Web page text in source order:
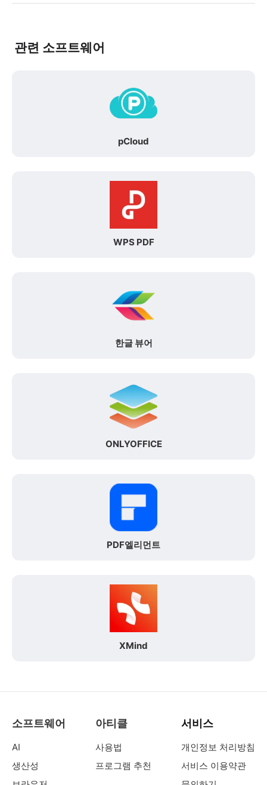
관련 소프트웨어
pCloud
WPS PDF
한글 뷰어
ONLYOFFICE
PDF엘리먼트
XMind
소프트웨어
AI
생산성
아티클
사용법
프로그램 추천
서비스
개인정보 처리방침
서비스 이용약관